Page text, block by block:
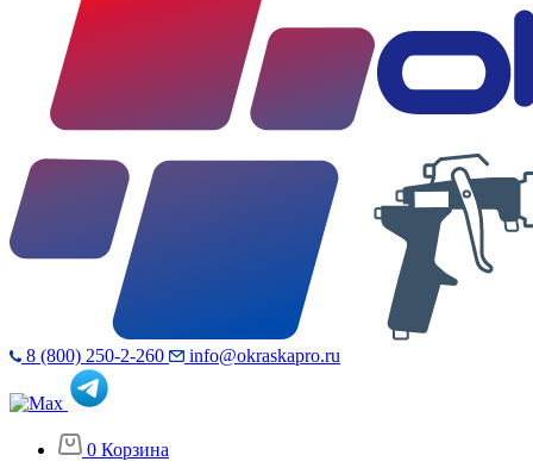
8 (800) 250-2-260 info@okraskapro.ru
0 Корзина